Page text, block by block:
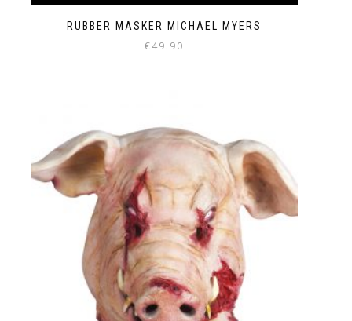
RUBBER MASKER MICHAEL MYERS
€49.90